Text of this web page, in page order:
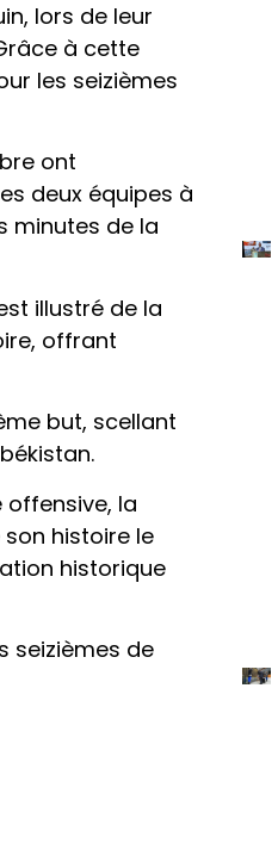
lors de leur
à cette
les seizièmes
ont
deux équipes à
minutes de la
illustré de la
offrant
but, scellant
la
histoire le
historique
seizièmes de